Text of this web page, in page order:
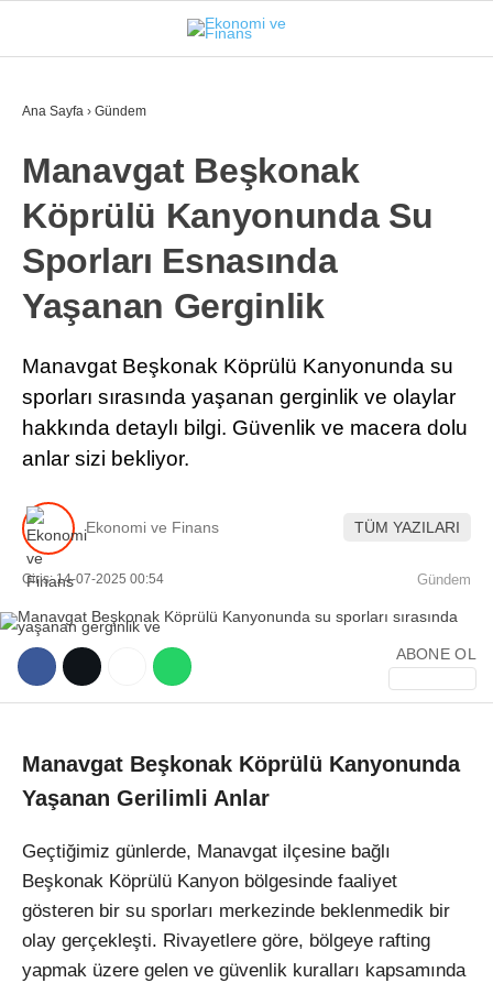
WhatsApp İhbar Hattı
Instagram
Youtube
İSTANBUL
GÜNDEM
EKONOMI
FINANS
BORSA
KRIPTO
SEKTÖRLER
Ana Sayfa › Gündem
Manavgat Beşkonak
Köprülü Kanyonunda Su
Sporları Esnasında
Yaşanan Gerginlik
Manavgat Beşkonak Köprülü Kanyonunda su
sporları sırasında yaşanan gerginlik ve olaylar
hakkında detaylı bilgi. Güvenlik ve macera dolu
anlar sizi bekliyor.
Ekonomi ve Finans TÜM YAZILARI
Giriş: 14-07-2025 00:54 Gündem
ABONE OL
Manavgat Beşkonak Köprülü Kanyonunda
Yaşanan Gerilimli Anlar
Geçtiğimiz günlerde, Manavgat ilçesine bağlı
Beşkonak Köprülü Kanyon bölgesinde faaliyet
gösteren bir su sporları merkezinde beklenmedik bir
olay gerçekleşti. Rivayetlere göre, bölgeye rafting
yapmak üzere gelen ve güvenlik kuralları kapsamında